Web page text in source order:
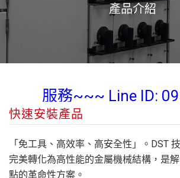
產品介紹
服務~~~ Line ID:
業務經理 陳紀翰
服務~~~ Line ID:
快速安裝產品
「免工具、高效率、高安全性」。DST
完美轉化為高性能的金屬機械結構，是
點的革命性方案。